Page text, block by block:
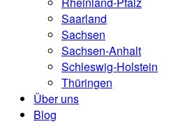
Saarland
Sachsen
Sachsen-Anhalt
Schleswig-Holstein
Thüringen
Über uns
Blog